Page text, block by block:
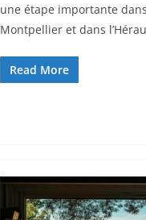
une étape importante
Montpellier et dans
Read More